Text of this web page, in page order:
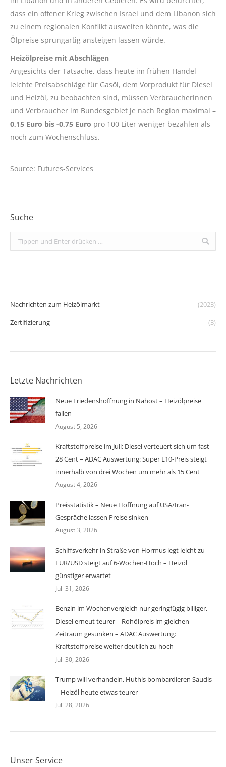
dass ein offener Krieg zwischen Israel und dem Libanon sich
zu einem regionalen Konflikt ausweiten könnte, was die
Ölpreise sprungartig ansteigen lassen würde.
Heizölpreise mit Abschlägen
Angesichts der Tatsache, dass heute im frühen Handel
leichte Preisabschläge für Gasöl, dem Vorprodukt für Diesel
und Heizöl, zu beobachten sind, müssen Verbraucherinnen
und Verbraucher im Bundesgebiet je nach Region maximal –
0,15 Euro bis -0,75 Euro pro 100 Liter weniger bezahlen als
noch zum Wochenschluss.
Source: Futures-Services
Suche
Search:
Nachrichten zum Heizölmarkt
(2023)
Zertifizierung
(3)
Letzte Nachrichten
Neue Friedenshoffnung in Nahost – Heizölpreise
fallen
August 5, 2026
Kraftstoffpreise im Juli: Diesel verteuert sich um fast
28 Cent – ADAC Auswertung: Super E10-Preis steigt
innerhalb von drei Wochen um mehr als 15 Cent
August 4, 2026
Preisstatistik – Neue Hoffnung auf USA/Iran-
Gespräche lassen Preise sinken
August 3, 2026
Schiffsverkehr in Straße von Hormus legt leicht zu –
EUR/USD steigt auf 6-Wochen-Hoch – Heizöl
günstiger erwartet
Juli 31, 2026
Benzin im Wochenvergleich nur geringfügig billiger,
Diesel erneut teurer – Rohölpreis im gleichen
Zeitraum gesunken – ADAC Auswertung:
Kraftstoffpreise weiter deutlich zu hoch
Juli 30, 2026
Trump will verhandeln, Huthis bombardieren Saudis
– Heizöl heute etwas teurer
Juli 28, 2026
Unser Service